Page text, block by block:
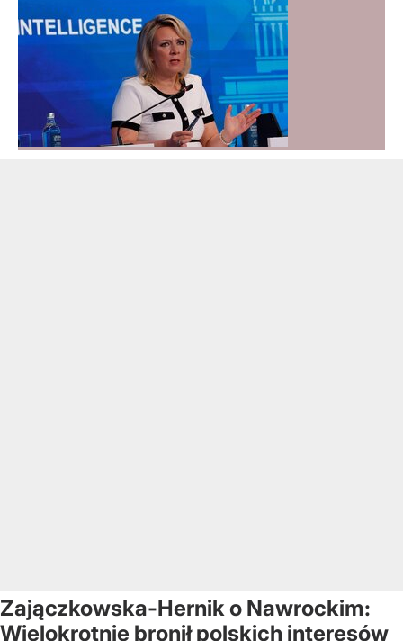
Zajączkowska-Hernik o Nawrockim:
Wielokrotnie bronił polskich interesów